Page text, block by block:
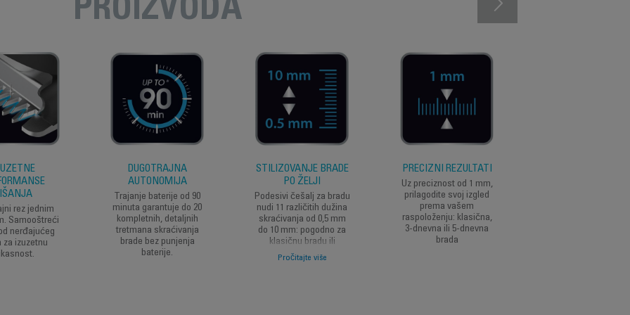
PROIZVODA
rez jednim
Samooštreći
nerđajućeg
za izuzetnu
DUGOTRAJNA
AUTONOMIJA
Trajanje baterije od 90
minuta garantuje do 20
kompletnih, detaljnih
tretmana skraćivanja
brade bez punjenja
baterije.
STILIZOVANJE BRADE
PO ŽELJI
Podesivi češalj za bradu
nudi 11 različitih dužina
skraćivanja od 0,5 mm
do 10 mm: pogodno za
klasičnu bradu ili
trodnevnu bradu. (* 0,5
mm bez češlja)
Pročitajte više
PRECIZNI REZULTATI
Uz preciznost od 1 mm,
prilagodite svoj izgled
prema vašem
raspoloženju: klasična,
3-dnevna ili 5-dnevna
brada